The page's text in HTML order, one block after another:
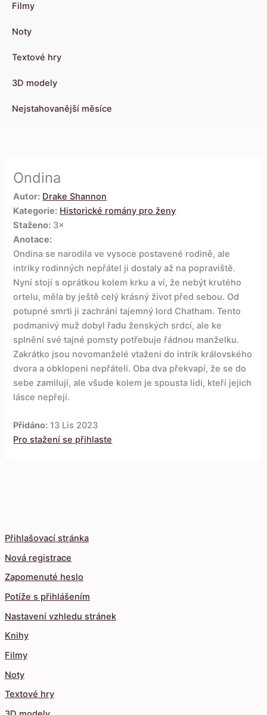
Filmy
Noty
Textové hry
3D modely
Nejstahovanější měsíce
Přihlašovací stránka
Nová registrace
Zapomenuté heslo
Potíže s přihlášením
Nastavení vzhledu stránek
Knihy
Filmy
Noty
Textové hry
Ondina
Autor: Drake Shannon
Kategorie: Historické romány pro ženy
Staženo: 3×
Anotace:
Ondina se narodila ve vysoce postavené rodině, ale
intriky rodinných nepřátel ji dostaly až na popraviště.
Nyní stojí s oprátkou kolem krku a ví, že nebýt krutého
ortelu, měla by ještě celý krásný život před sebou. Od
potupné smrti ji zachrání tajemný lord Chatham. Tento
podmanivý muž dobyl řadu ženských srdcí, ale ke
splnění své tajné pomsty potřebuje řádnou manželku.
Zakrátko jsou novomanželé vtaženi do intrik královského
dvora a obklopeni nepřáteli. Oba dva překvapí, že se do
sebe zamilují, ale všude kolem je spousta lidí, kteří jejich
lásce nepřejí.
Přidáno: 13 Lis 2023
Pro stažení se přihlaste